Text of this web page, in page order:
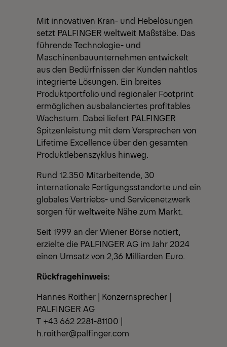
Mit innovativen Kran- und Hebelösungen
setzt PALFINGER weltweit Maßstäbe. Das
führende Technologie- und
Maschinenbauunternehmen entwickelt
aus den Bedürfnissen der Kunden nahtlos
integrierte Lösungen. Ein breites
Produktportfolio und regionaler Footprint
ermöglichen ausbalanciertes profitables
Wachstum. Dabei liefert PALFINGER
Spitzenleistung mit dem Versprechen von
Lifetime Excellence über den gesamten
Produktlebenszyklus hinweg.
Rund 12.350 Mitarbeitende, 30
internationale Fertigungsstandorte und ein
globales Vertriebs- und Servicenetzwerk
sorgen für weltweite Nähe zum Markt.
Seit 1999 an der Wiener Börse notiert,
erzielte die PALFINGER AG im Jahr 2024
einen Umsatz von 2,36 Milliarden Euro.
Rückfragehinweis:
Hannes Roither | Konzernsprecher |
PALFINGER AG
T +43 662 2281-81100 |
h.roither@palfinger.com